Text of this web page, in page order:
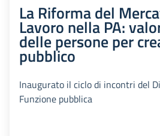
La Riforma del
Lavoro nella PA:
delle persone per
pubblico
Inaugurato il ciclo di incontri del
Funzione pubblica